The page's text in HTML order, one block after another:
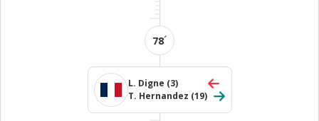
78´
L. Digne (3)
T. Hernandez (19)